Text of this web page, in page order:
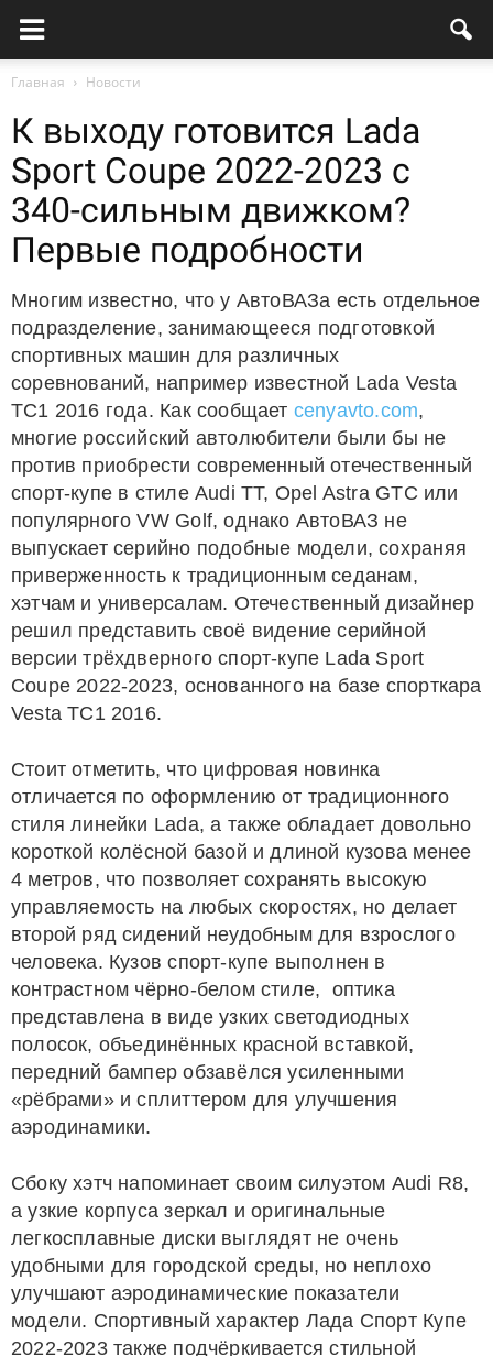
Главная Новости
К выходу готовится Lada
Sport Coupe 2022-2023 с
340-сильным движком?
Первые подробности
Многим известно, что у АвтоВАЗа есть отдельное
подразделение, занимающееся подготовкой
спортивных машин для различных
соревнований, например известной Lada Vesta
TC1 2016 года. Как сообщает cenyavto.com,
многие российский автолюбители были бы не
против приобрести современный отечественный
спорт-купе в стиле Audi TT, Opel Astra GTC или
популярного VW Golf, однако АвтоВАЗ не
выпускает серийно подобные модели, сохраняя
приверженность к традиционным седанам,
хэтчам и универсалам. Отечественный дизайнер
решил представить своё видение серийной
версии трёхдверного спорт-купе Lada Sport
Coupe 2022-2023, основанного на базе спорткара
Vesta TC1 2016.
Стоит отметить, что цифровая новинка
отличается по оформлению от традиционного
стиля линейки Lada, а также обладает довольно
короткой колёсной базой и длиной кузова менее
4 метров, что позволяет сохранять высокую
управляемость на любых скоростях, но делает
второй ряд сидений неудобным для взрослого
человека. Кузов спорт-купе выполнен в
контрастном чёрно-белом стиле, оптика
представлена в виде узких светодиодных
полосок, объединённых красной вставкой,
передний бампер обзавёлся усиленными
«рёбрами» и сплиттером для улучшения
аэродинамики.
Сбоку хэтч напоминает своим силуэтом Audi R8,
а узкие корпуса зеркал и оригинальные
легкосплавные диски выглядят не очень
удобными для городской среды, но неплохо
улучшают аэродинамические показатели
модели. Спортивный характер Лада Спорт Купе
2022-2023 также подчёркивается стильной